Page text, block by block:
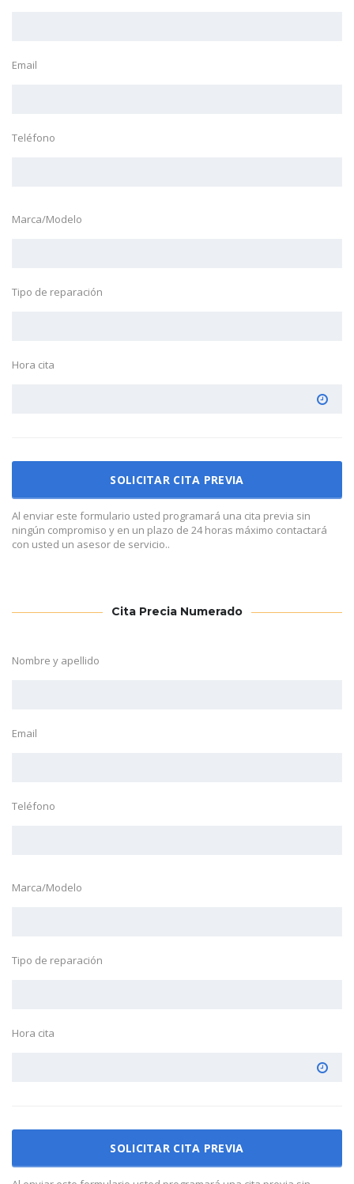
Email
Teléfono
Marca/Modelo
Tipo de reparación
Hora cita
Al enviar este formulario usted programará una cita previa sin
ningún compromiso y en un plazo de 24 horas máximo contactará
con usted un asesor de servicio..
Cita Precia Numerado
Nombre y apellido
Email
Teléfono
Marca/Modelo
Tipo de reparación
Hora cita